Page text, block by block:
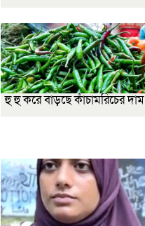
হু হু করে বাড়ছে কাঁচামরিচের দাম